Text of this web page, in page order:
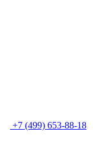
+7 (499) 653-88-18